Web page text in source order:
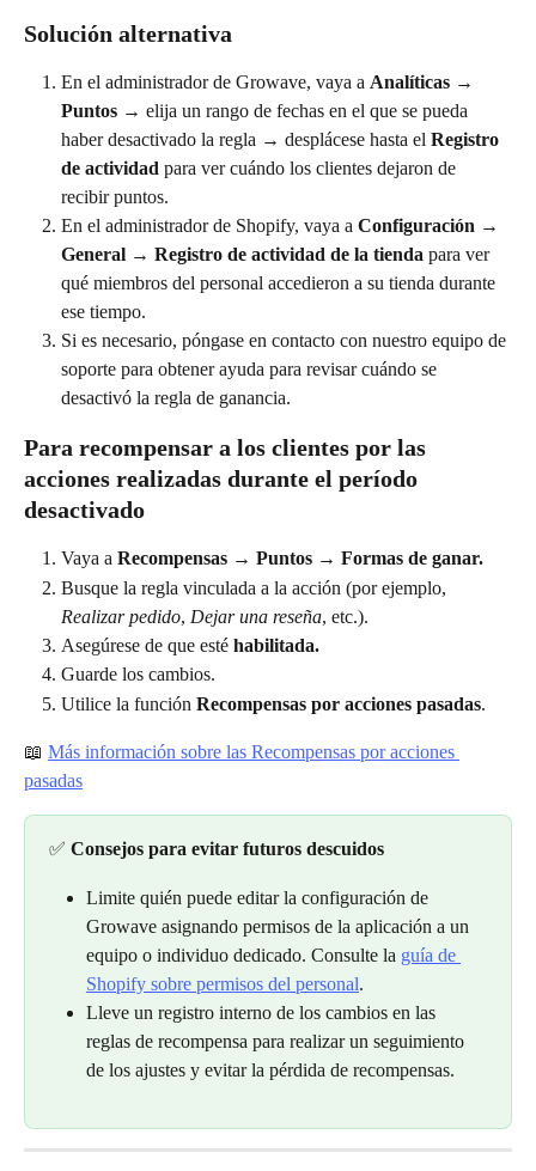
Solución alternativa
En el administrador de Growave, vaya a Analíticas →
Puntos → elija un rango de fechas en el que se pueda
haber desactivado la regla → desplácese hasta el Registro
de actividad para ver cuándo los clientes dejaron de
recibir puntos.
En el administrador de Shopify, vaya a Configuración →
General → Registro de actividad de la tienda para ver
qué miembros del personal accedieron a su tienda durante
ese tiempo.
Si es necesario, póngase en contacto con nuestro equipo de
soporte para obtener ayuda para revisar cuándo se
desactivó la regla de ganancia.
Para recompensar a los clientes por las
acciones realizadas durante el período
desactivado
Vaya a Recompensas → Puntos → Formas de ganar.
Busque la regla vinculada a la acción (por ejemplo,
Realizar pedido, Dejar una reseña, etc.).
Asegúrese de que esté habilitada.
Guarde los cambios.
Utilice la función Recompensas por acciones pasadas.
📖 Más información sobre las Recompensas por acciones
pasadas
✅ Consejos para evitar futuros descuidos
Limite quién puede editar la configuración de
Growave asignando permisos de la aplicación a un
equipo o individuo dedicado. Consulte la guía de
Shopify sobre permisos del personal.
Lleve un registro interno de los cambios en las
reglas de recompensa para realizar un seguimiento
de los ajustes y evitar la pérdida de recompensas.